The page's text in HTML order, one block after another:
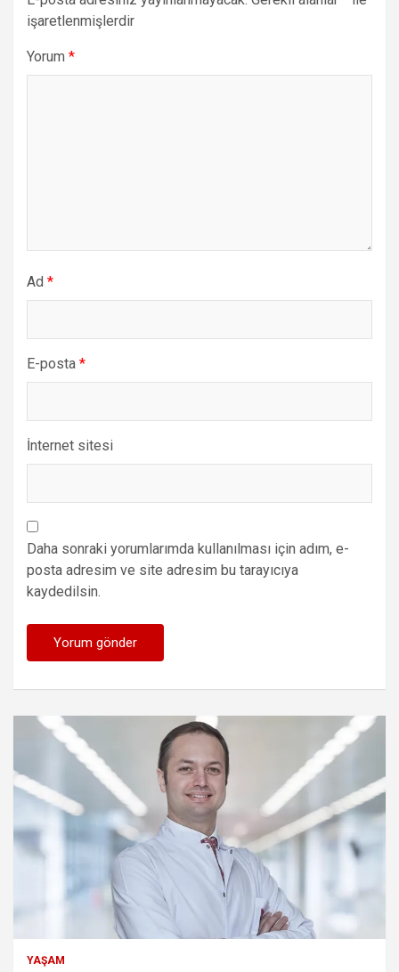
işaretlenmişlerdir
Yorum *
Ad *
E-posta *
İnternet sitesi
Daha sonraki yorumlarımda kullanılması için adım, e-
posta adresim ve site adresim bu tarayıcıya
kaydedilsin.
YAŞAM